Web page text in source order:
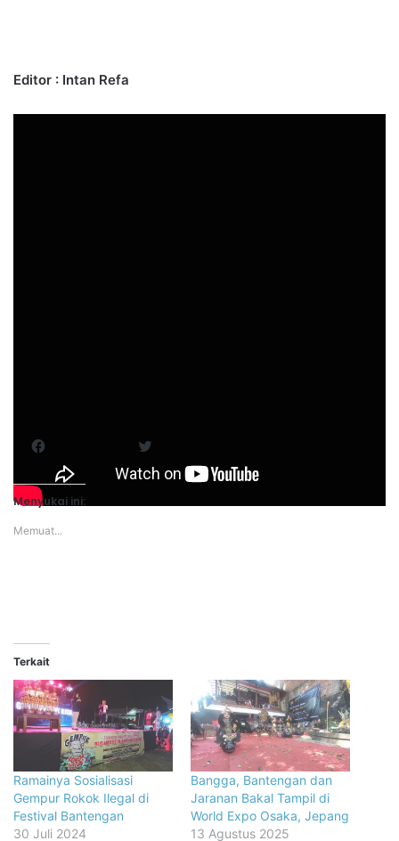
Editor : Intan Refa
Menyukai ini:
Memuat...
Terkait
Ramainya Sosialisasi
Gempur Rokok Ilegal di
Festival Bantengan
30 Juli 2024
Bangga, Bantengan dan
Jaranan Bakal Tampil di
World Expo Osaka, Jepang
13 Agustus 2025